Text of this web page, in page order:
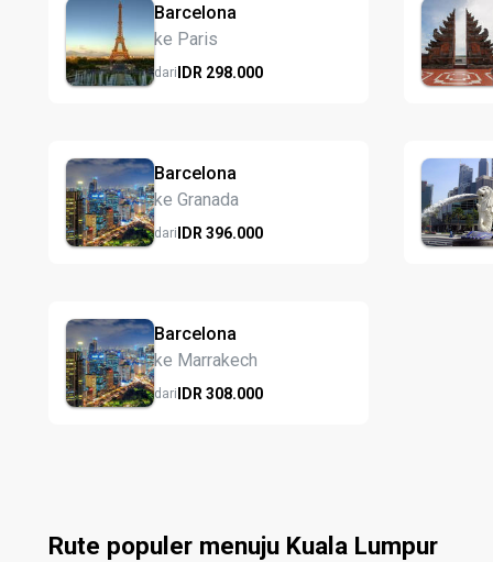
Barcelona
ke Paris
dariIDR 298.000
Barcelona
ke Granada
dariIDR 396.000
Barcelona
ke Marrakech
dariIDR 308.000
Rute populer menuju Kuala Lumpur